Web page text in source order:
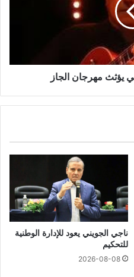
يؤثث مهرجان الجاز
ناجي الجويني يعود للإدارة الوطنية
للتحكيم
2026-08-08